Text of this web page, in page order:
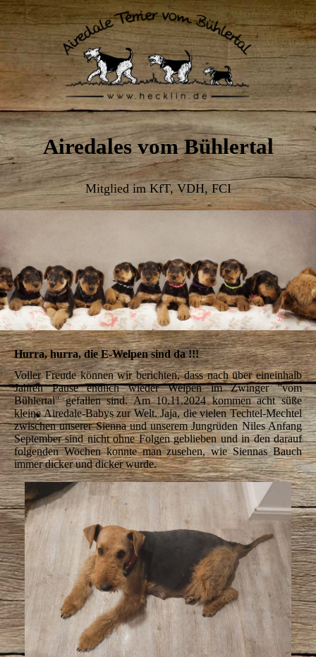
Airedales vom Bühlertal
Mitglied im KfT, VDH, FCI
Hurra, hurra, die E-Welpen sind da !!!
Voller Freude können wir berichten, dass nach über eineinhalb
Jahren Pause endlich wieder Welpen im Zwinger ''vom
Bühlertal'' gefallen sind. Am 10.11.2024 kommen acht süße
kleine Airedale-Babys zur Welt. Jaja, die vielen Techtel-Mechtel
zwischen unserer Sienna und unserem Jungrüden Niles Anfang
September sind nicht ohne Folgen geblieben und in den darauf
folgenden Wochen konnte man zusehen, wie Siennas Bauch
immer dicker und dicker wurde.